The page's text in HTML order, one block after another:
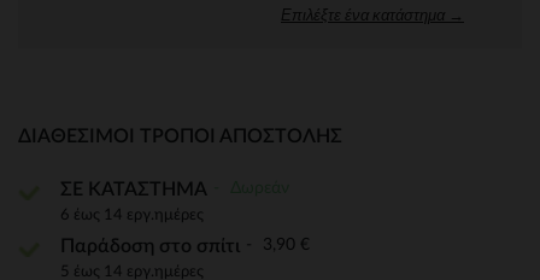
Επιλέξτε ένα κατάστημα →
ΔΙΑΘΈΣΙΜΟΙ ΤΡΌΠΟΙ ΑΠΟΣΤΟΛΉΣ
ΣΕ ΚΑΤΑΣΤΗΜΑ
6 έως 14 εργ.ημέρες
Παράδοση στο σπίτι 3,90 €
5 έως 14 εργ.ημέρες